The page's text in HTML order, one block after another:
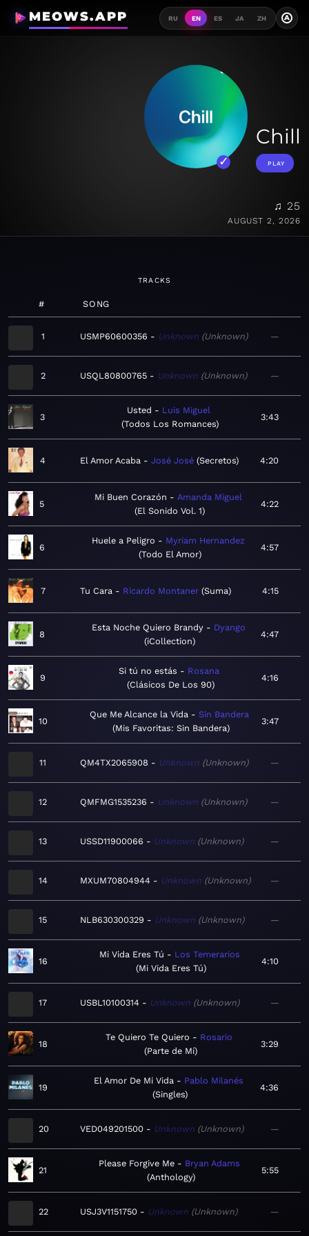
MEOWS.APP RU EN ES JA ZH A
Chill
PLAY
♫ 25
AUGUST 2, 2026
TRACKS
# SONG
1 USMP60600356 Unknown Unknown —
2 USQL80800765 Unknown Unknown —
3
Usted
Luis Miguel
Todos Los Romances
3:43
4 El Amor Acaba José José Secretos 4:20
5
Mi Buen Corazón
Amanda Miguel
El Sonido Vol. 1
4:22
6
Huele a Peligro
Myriam Hernandez
Todo El Amor
4:57
7 Tu Cara Ricardo Montaner Suma 4:15
8
Esta Noche Quiero Brandy
Dyango
iCollection
4:47
9
Si tú no estás
Rosana
Clásicos De Los 90
4:16
10
Que Me Alcance la Vida
Sin Bandera
Mis Favoritas: Sin Bandera
3:47
11 QM4TX2065908 Unknown Unknown —
12 QMFMG1535236 Unknown Unknown —
13 USSD11900066 Unknown Unknown —
14 MXUM70804944 Unknown Unknown —
15 NLB630300329 Unknown Unknown —
16
Mi Vida Eres Tú
Los Temerarios
Mi Vida Eres Tú
4:10
17 USBL10100314 Unknown Unknown —
18
Te Quiero Te Quiero
Rosario
Parte de Mí
3:29
19
El Amor De Mi Vida
Pablo Milanés
Singles
4:36
20 VED049201500 Unknown Unknown —
21
Please Forgive Me
Bryan Adams
Anthology
5:55
22 USJ3V1151750 Unknown Unknown —